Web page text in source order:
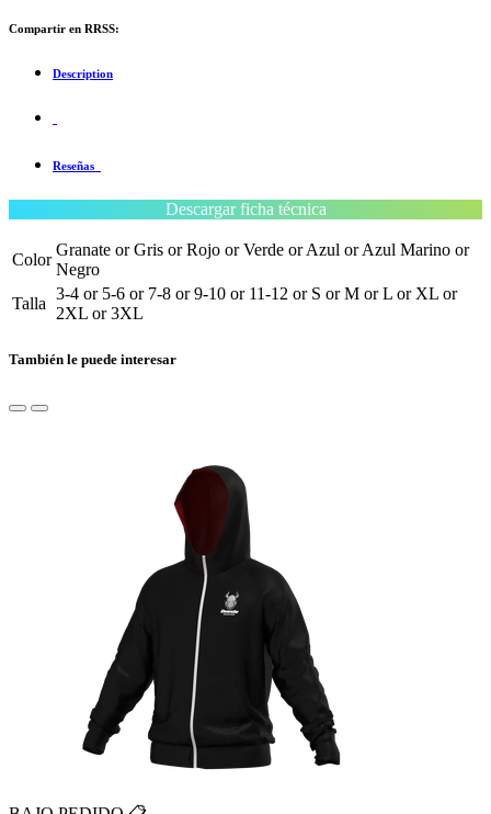
Compartir en RRSS:
Description
Reseñas
Descargar ficha técnica
Color
Granate orGris orRojo orVerde orAzul orAzul Marino or
Negro
Talla
3-4 or 5-6 or 7-8 or9-10 or 11-12 or S orM orL or XL or
2XL or3XL
También le puede interesar